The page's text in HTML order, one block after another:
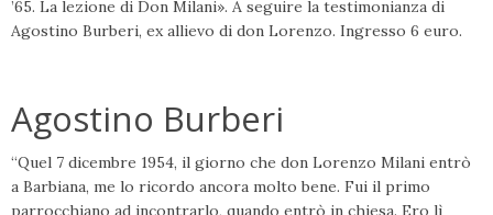
’65. La lezione di Don Milani». A seguire la testimonianza di
Agostino Burberi, ex allievo di don Lorenzo. Ingresso 6 euro.
Agostino Burberi
“Quel 7 dicembre 1954, il giorno che don Lorenzo Milani entrò
a Barbiana, me lo ricordo ancora molto bene. Fui il primo
parrocchiano ad incontrarlo, quando entrò in chiesa. Ero lì